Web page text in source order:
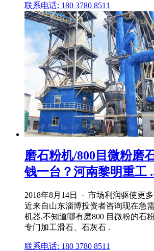
联系电话: 180 3780 8511
磨石粉机/800目微粉磨
钱一台？河南黎明重工
2018年8月14日 · 市场利润驱使更
近来自山东淄博投资者咨询现在急
机器,不知道哪有磨800 目微粉的石
专门加工滑石、石灰石 .
联系电话: 180 3780 8511